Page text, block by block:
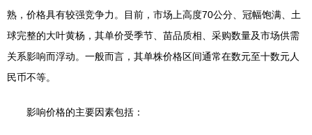
熟，价格具有较强竞争力。目前，市场上高度70公分、冠幅饱满、土
球完整的大叶黄杨，其单价受季节、苗品质相、采购数量及市场供需
关系影响而浮动。一般而言，其单株价格区间通常在数元至十数元人
民币不等。
影响价格的主要因素包括：